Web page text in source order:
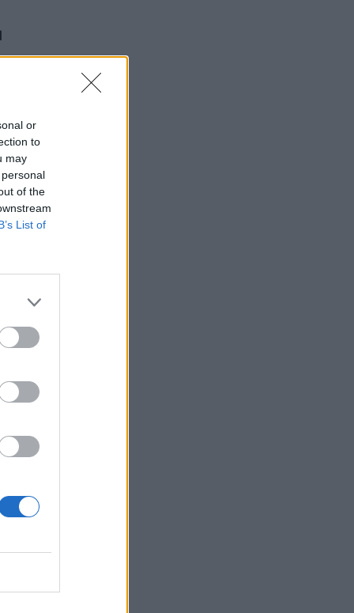
or
to
may
of the
List of
υπό